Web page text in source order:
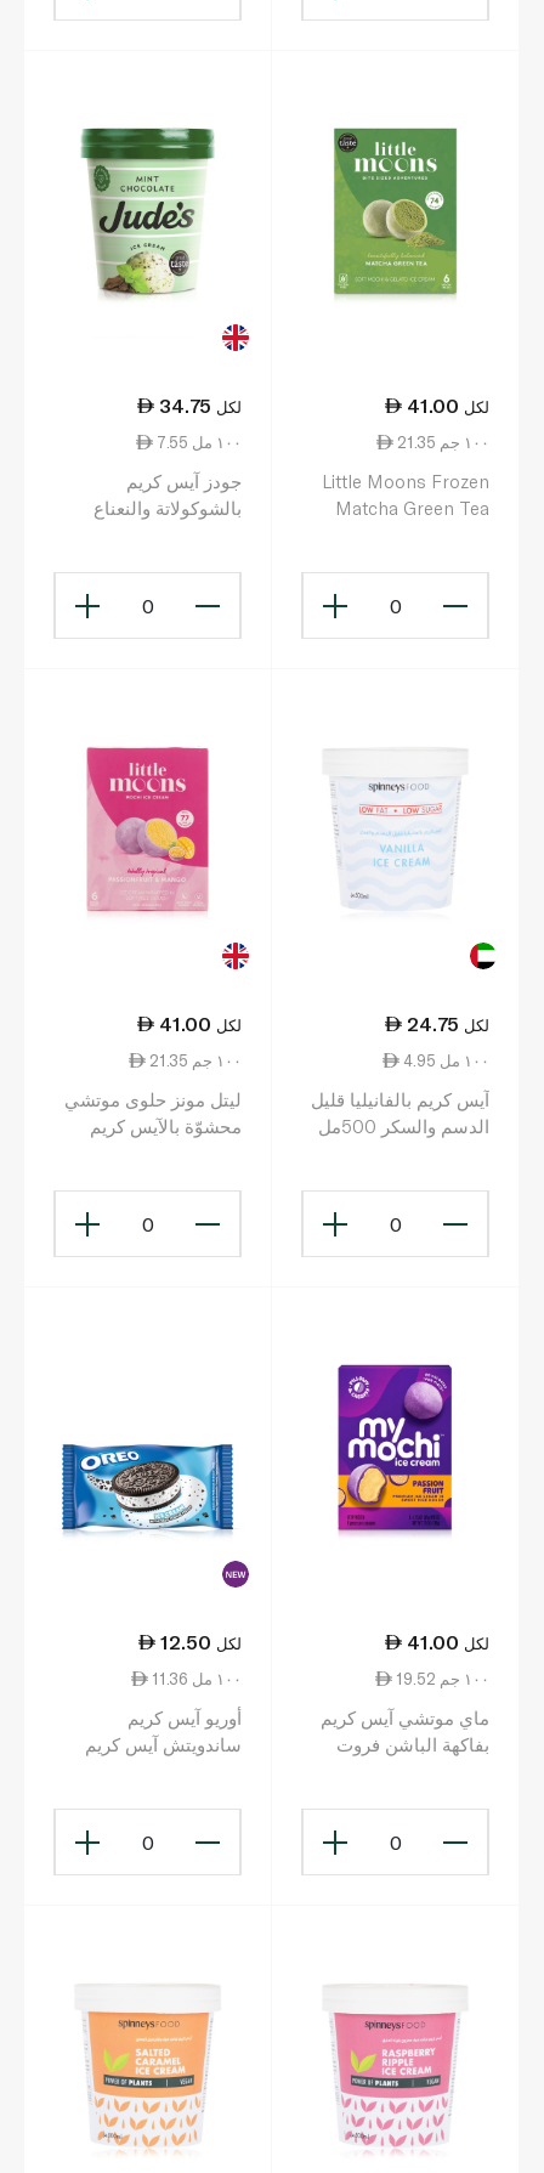
41.00 لكل
21.35 ١٠٠ جم
Little Moons Frozen
Matcha Green Tea
0
34.75 لكل
7.55 ١٠٠ مل
جودز آيس كريم
بالشوكولاتة والنعناع
0
24.75 لكل
4.95 ١٠٠ مل
آيس كريم بالفانيليا قليل
الدسم والسكر 500مل
0
41.00 لكل
21.35 ١٠٠ جم
ليتل مونز حلوى موتشي
محشوّة بالآيس كريم
0
41.00 لكل
19.52 ١٠٠ جم
ماي موتشي آيس كريم
بفاكهة الباشن فروت
0
12.50 لكل
11.36 ١٠٠ مل
أوريو آيس كريم
ساندويتش آيس كريم
0